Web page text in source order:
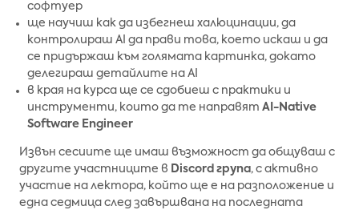
софтуер
ще научиш как да избегнеш халюцинации, да
контролираш AI да прави това, което искаш и да
се придържаш към голямата картинка, докато
делегираш детайлите на AI
в края на курса ще се сдобиеш с практики и
инструменти, които да те направят AI-Native
Software Engineer
Извън сесиите ще имаш възможност да общуваш с
другите участниците в Discord група, с активно
участие на лектора, който ще е на разположение и
една седмица след завършвана на последната